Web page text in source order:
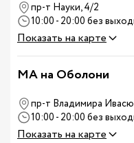
пр-т Науки, 4/2
10:00 - 20:00 без
Показать на карте
MA на Оболони
пр-т Владимира
10:00 - 20:00 без
Показать на карте